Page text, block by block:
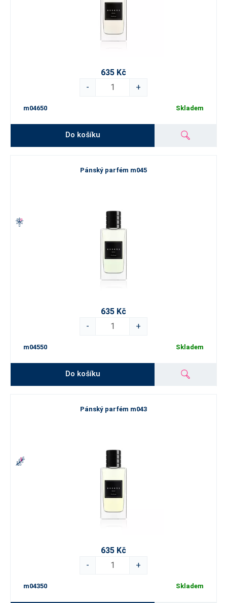
635 Kč
-
+
m04650 Skladem
Do košíku
Pánský parfém m045
635 Kč
-
+
m04550 Skladem
Do košíku
Pánský parfém m043
635 Kč
-
+
m04350 Skladem